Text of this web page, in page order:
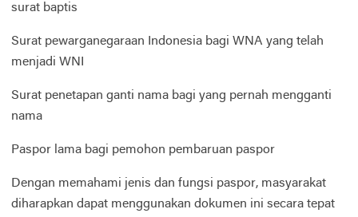
surat baptis
Surat pewarganegaraan Indonesia bagi WNA yang telah
menjadi WNI
Surat penetapan ganti nama bagi yang pernah mengganti
nama
Paspor lama bagi pemohon pembaruan paspor
Dengan memahami jenis dan fungsi paspor, masyarakat
diharapkan dapat menggunakan dokumen ini secara tepat